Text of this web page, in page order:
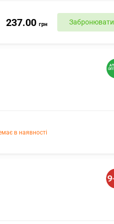
237.00 грн Забронювати
в наявності